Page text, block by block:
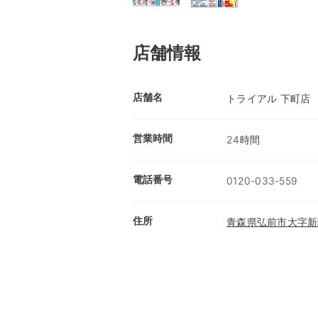
店舗情報
店舗名 トライアル 下町店
営業時間 24時間
電話番号 0120-033-559
住所 青森県弘前市大字